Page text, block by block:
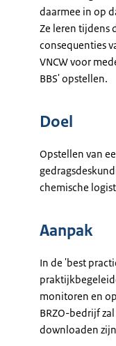
daarmee in op
Ze leren tijdens
consequenties
VNCW voor
BBS' opstellen.
Doel
Opstellen van
chemische
Aanpak
In de 'best
monitoren en
BRZO-bedrijf
downloaden